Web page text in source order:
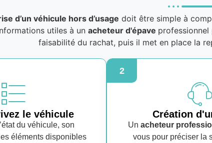
d’un véhicule hors d’usage doit être simple à
utiles à un acheteur d'épave
faisabilité du rachat, puis il met en place la
le véhicule
du véhicule, son
éléments disponibles
2
Création
Unacheteur
vous pour préciser la